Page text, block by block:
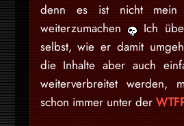
denn es ist nicht
weiterzumachen
Ich
selbst, wie er damit
die Inhalte aber auch
weiterverbreitet werden,
schon immer unter der